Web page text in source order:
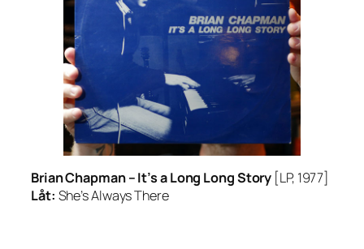
Brian Chapman –It’s a Long Long Story [LP, 1977]
Låt: She’s Always There